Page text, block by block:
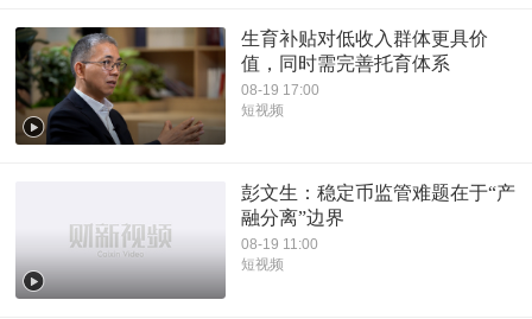
生育补贴对低收入群体更具价
值，同时需完善托育体系
08-19 17:00
短视频
彭文生：稳定币监管难题在于“产
融分离”边界
08-19 11:00
短视频